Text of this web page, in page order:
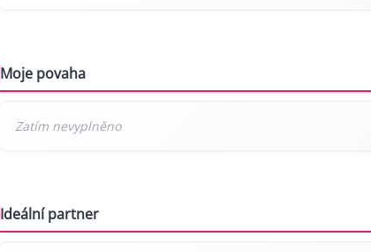
Moje povaha
Ideální partner